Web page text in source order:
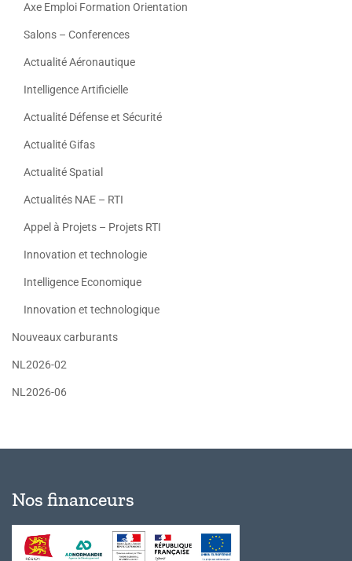
Axe Emploi Formation Orientation
Salons – Conferences
Actualité Aéronautique
Intelligence Artificielle
Actualité Défense et Sécurité
Actualité Gifas
Actualité Spatial
Actualités NAE – RTI
Appel à Projets – Projets RTI
Innovation et technologie
Intelligence Economique
Innovation et technologique
Nouveaux carburants
NL2026-02
NL2026-06
Nos financeurs